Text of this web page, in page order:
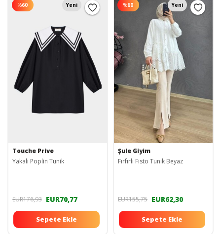
%60 Yeni
Touche Prive
Yakalı Poplin Tunik
EUR176,93 EUR70,77
Sepete Ekle
%60 Yeni
Şule Giyim
Fırfırlı Fisto Tunik Beyaz
EUR155,75 EUR62,30
Sepete Ekle